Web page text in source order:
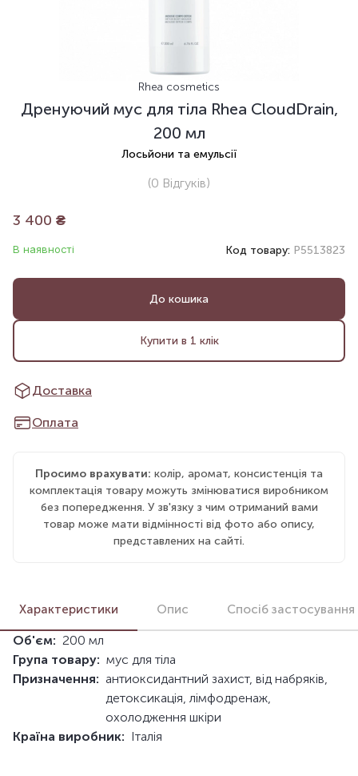
Rhea cosmetics
Дренуючий мус для тіла Rhea CloudDrain,
200 мл
Лосьйони та емульсії
(0 Відгуків)
3 400 ₴
В наявності Код товару: P5513823
До кошика
Купити в 1 клік
Доставка
Оплата
Просимо врахувати: колір, аромат, консистенція та
комплектація товару можуть змінюватися виробником
без попередження. У зв'язку з чим отриманий вами
товар може мати відмінності від фото або опису,
представлених на сайті.
Характеристики Опис Спосіб застосування
Об'єм: 200 мл
Група товару: мус для тіла
Призначення: антиоксидантний захист, від набряків,
детоксикація, лімфодренаж,
охолодження шкіри
Країна виробник: Італія